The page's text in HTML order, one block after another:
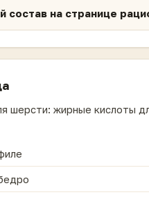
состав на странице
шерсти: жирные кислоты